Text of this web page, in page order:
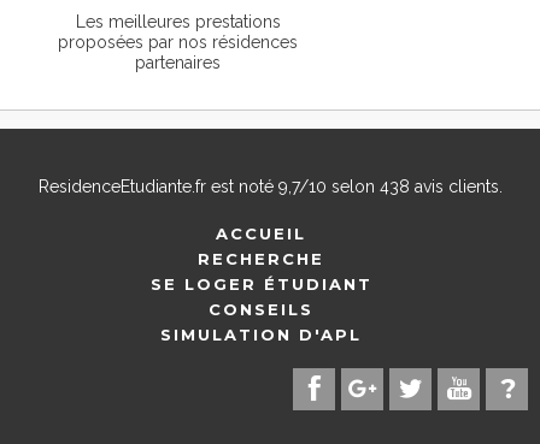
Les meilleures prestations
proposées par nos résidences
partenaires
ResidenceEtudiante.frest noté 9,7/10 selon 438 avis clients.
ACCUEIL
RECHERCHE
SE LOGER ÉTUDIANT
CONSEILS
SIMULATION D'APL